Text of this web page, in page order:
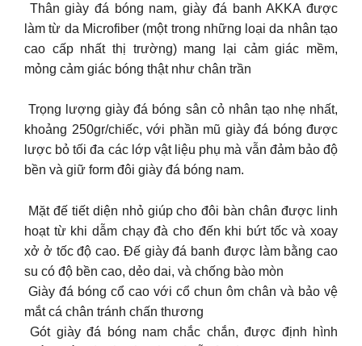
️ Thân giày đá bóng nam, giày đá banh AKKA được
làm từ da Microfiber (một trong những loại da nhân tạo
cao cấp nhất thị trường) mang lại cảm giác mềm,
mỏng cảm giác bóng thật như chân trần
️ Trọng lượng giày đá bóng sân cỏ nhân tạo nhẹ nhất,
khoảng 250gr/chiếc, với phần mũ giày đá bóng được
lược bỏ tối đa các lớp vật liệu phụ mà vẫn đảm bảo độ
bền và giữ form đôi giày đá bóng nam.
️ Mặt đế tiết diện nhỏ giúp cho đôi bàn chân được linh
hoạt từ khi dẫm chạy đà cho đến khi bứt tốc và xoay
xở ở tốc độ cao. Đế giày đá banh được làm bằng cao
su có độ bền cao, dẻo dai, và chống bào mòn
️ Giày đá bóng cổ cao với cổ chun ôm chân và bảo vệ
mắt cá chân tránh chấn thương
️ Gót giày đá bóng nam chắc chắn, được định hình